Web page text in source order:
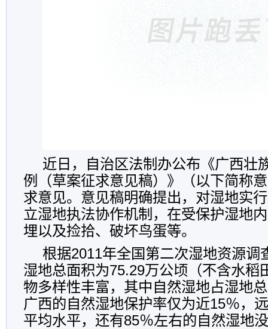
近日，自治区法制办公布《广西壮
例（草案征求意见稿）》（以下简称
求意见。意见稿明确提出，对湿地实
立湿地执法协作机制，在受保护湿地
埋以及捡拾、破坏鸟蛋等。
根据2011年全国第二次湿地资源调
湿地总面积为75.29万公顷（不含水稻
物多样性丰富，其中自然湿地占湿地
广西的自然湿地保护率仅为近15％，
平均水平，还有85％左右的自然湿地